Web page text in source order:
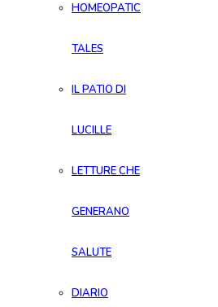
HOMEOPATIC
TALES
IL PATIO DI
LUCILLE
LETTURE CHE
GENERANO
SALUTE
DIARIO